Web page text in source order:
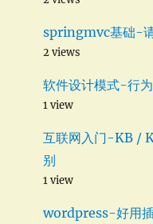
springmvc基础-
2 views
软件设计模式-行
1 view
互联网入门-KB /
别
1 view
wordpress-好用